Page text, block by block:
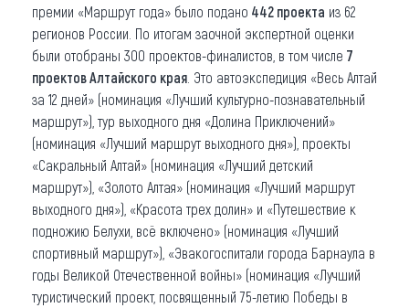
Другие рубрики
премии «Маршрут года» было подано 442 проекта из 62
регионов России. По итогам заочной экспертной оценки
были отобраны 300 проектов-финалистов, в том числе 7
проектов Алтайского края . Это автоэкспедиция «Весь Алтай
за 12 дней» (номинация «Лучший культурно-познавательный
маршрут»), тур выходного дня «Долина Приключений»
(номинация «Лучший маршрут выходного дня»), проекты
«Сакральный Алтай» (номинация «Лучший детский
маршрут»), «Золото Алтая» (номинация «Лучший маршрут
выходного дня»), «Красота трех долин» и «Путешествие к
подножию Белухи, всё включено» (номинация «Лучший
спортивный маршрут»), «Эвакогоспитали города Барнаула в
годы Великой Отечественной войны» (номинация «Лучший
туристический проект, посвященный 75-летию Победы в